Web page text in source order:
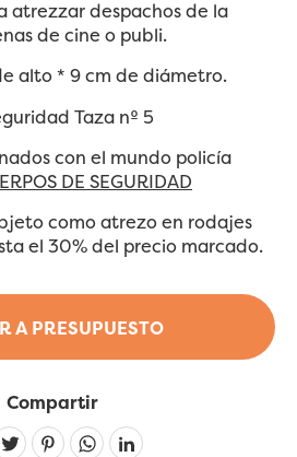
A PRESUPUESTO
atrezzar despachos de la
de cine o publi.
alto * 9 cm de diámetro.
Taza nº 5
con el mundo policía
DE SEGURIDAD
como atrezo en rodajes
el 30% del precio marcado.
Compartir
Linkedin